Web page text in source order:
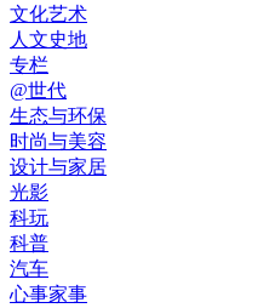
文化艺术
人文史地
专栏
@世代
生态与环保
时尚与美容
设计与家居
光影
科玩
科普
汽车
心事家事